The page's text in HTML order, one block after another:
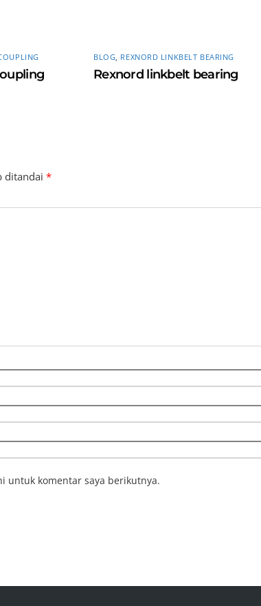
BLOG REXNORD LINKBELT BEARING
Rexnord linkbelt bearing
ditandai *
untuk komentar saya berikutnya.